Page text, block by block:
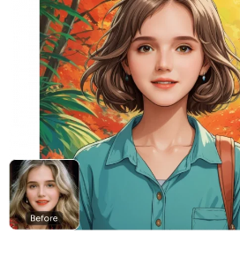
지원되는 AI 모델
Seedance 2.0 Kling 2.6 Motion
Sora 2.0 Kling 2.6 Pro Kling
Wan 2.5
워터마크 리무버
배경 제거제
AI 배경
사진 복원
AI 익스텐더